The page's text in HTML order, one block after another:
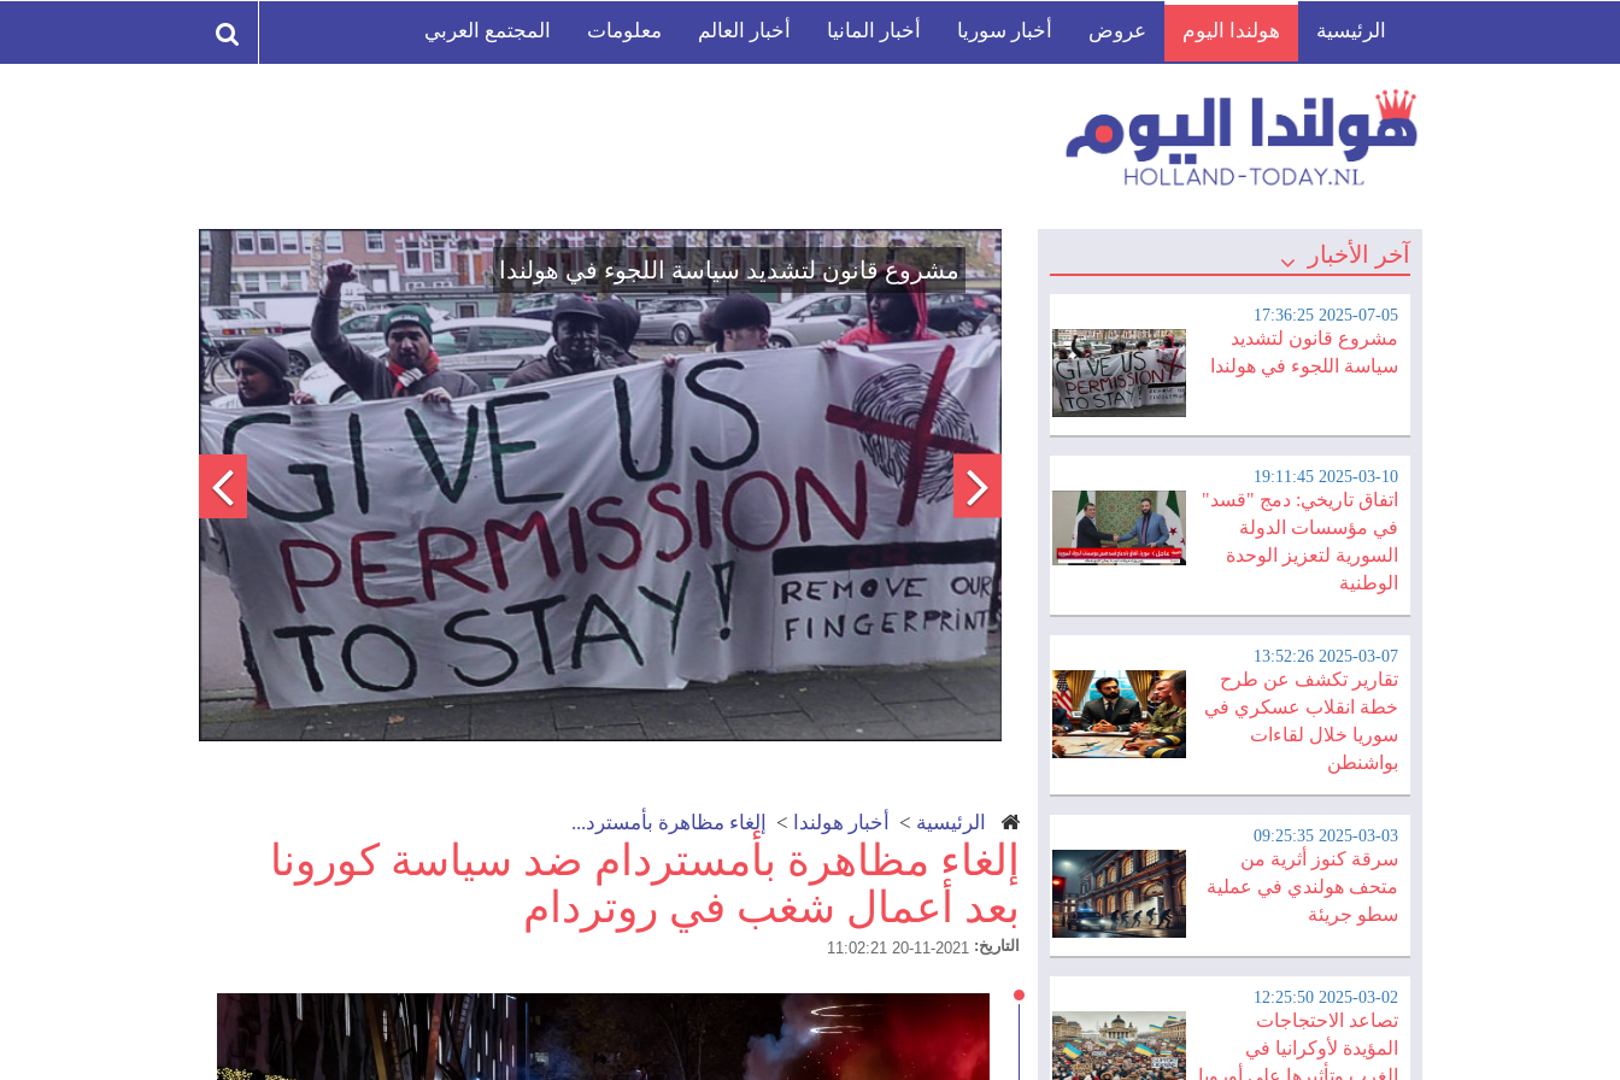
الرئيسية هولندا اليوم عروض أخبار سوريا أخبار المانيا أخبار العالم معلومات المجتمع العربي
آخر الأخبار
2025-07-05 17:36:25
مشروع قانون لتشديد
سياسة اللجوء في هولندا
2025-03-10 19:11:45
اتفاق تاريخي: دمج "قسد"
في مؤسسات الدولة
السورية لتعزيز الوحدة
الوطنية
2025-03-07 13:52:26
تقارير تكشف عن طرح
خطة انقلاب عسكري في
سوريا خلال لقاءات
بواشنطن
2025-03-03 09:25:35
سرقة كنوز أثرية من
متحف هولندي في عملية
سطو جريئة
2025-03-02 12:25:50
تصاعد الاحتجاجات
المؤيدة لأوكرانيا في
اتفاق تاريخي: دمج "قسد" في مؤسسات الدولة السورية لتعزيز الوحدة
الوطنية
الرئيسية > أخبار هولندا > إلغاء مظاهرة بأمسترد...
إلغاء مظاهرة بأمستردام ضد سياسة كورونا
بعد أعمال شغب في روتردام
التاريخ: